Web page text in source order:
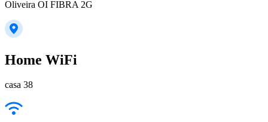
Oliveira OI FIBRA 2G
Home WiFi
casa 38